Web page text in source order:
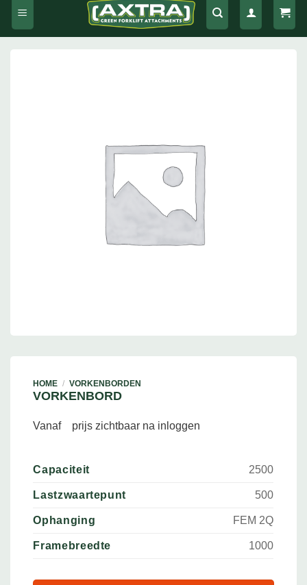
HOME / VORKENBORDEN
VORKENBORD
Vanaf prijs zichtbaar na inloggen
Capaciteit 2500
Lastzwaartepunt 500
Ophanging FEM 2Q
Framebreedte 1000